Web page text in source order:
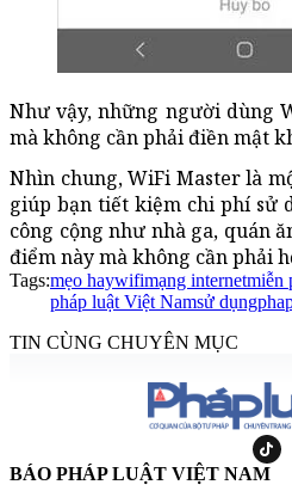
Như vậy, những người dùng
mà không cần phải điền mật
Nhìn chung, WiFi Master là
giúp bạn tiết kiệm chi phí sử
công cộng như nhà ga, quán
điểm này mà không cần phải
Tags:mẹo haywifimạng internetmiễn
pháp luật Việt Namsử dụng
TIN CÙNG CHUYÊN MỤC
BÁO PHÁP LUẬT VIỆT NAM